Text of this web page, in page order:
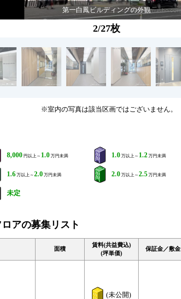
第一白鳳ビルディングの外観
2/27枚
※室内の写真は該当区画ではございません。
8,000 円以上～ 1.0 万円未満 1.0 万以上～ 1.2 万円未満
1.6 万以上～ 2.0 万円未満 2.0 万以上～ 2.5 万円未満
未定
アの募集リスト
面積
賃料(共益費込)
(坪単価)
保証金／敷金
(未公開)